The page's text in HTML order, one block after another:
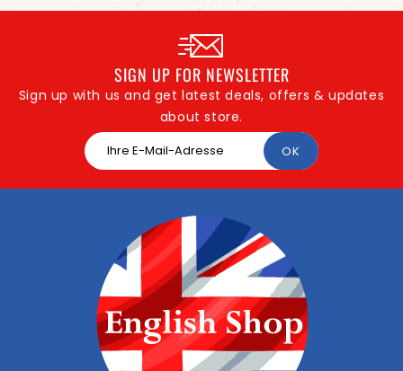
SIGN UP FOR NEWSLETTER
Sign up with us and get latest deals, offers & updates
about store.